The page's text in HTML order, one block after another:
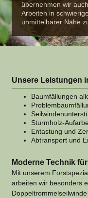
übernehmen wir
Arbeiten in
unmittelbarer Nähe
Unsere Leistungen
Baumfällungen
Sturmholz-
Entastung und
Abtransport und
Moderne Technik
Mit unserem
arbeiten wir besonders